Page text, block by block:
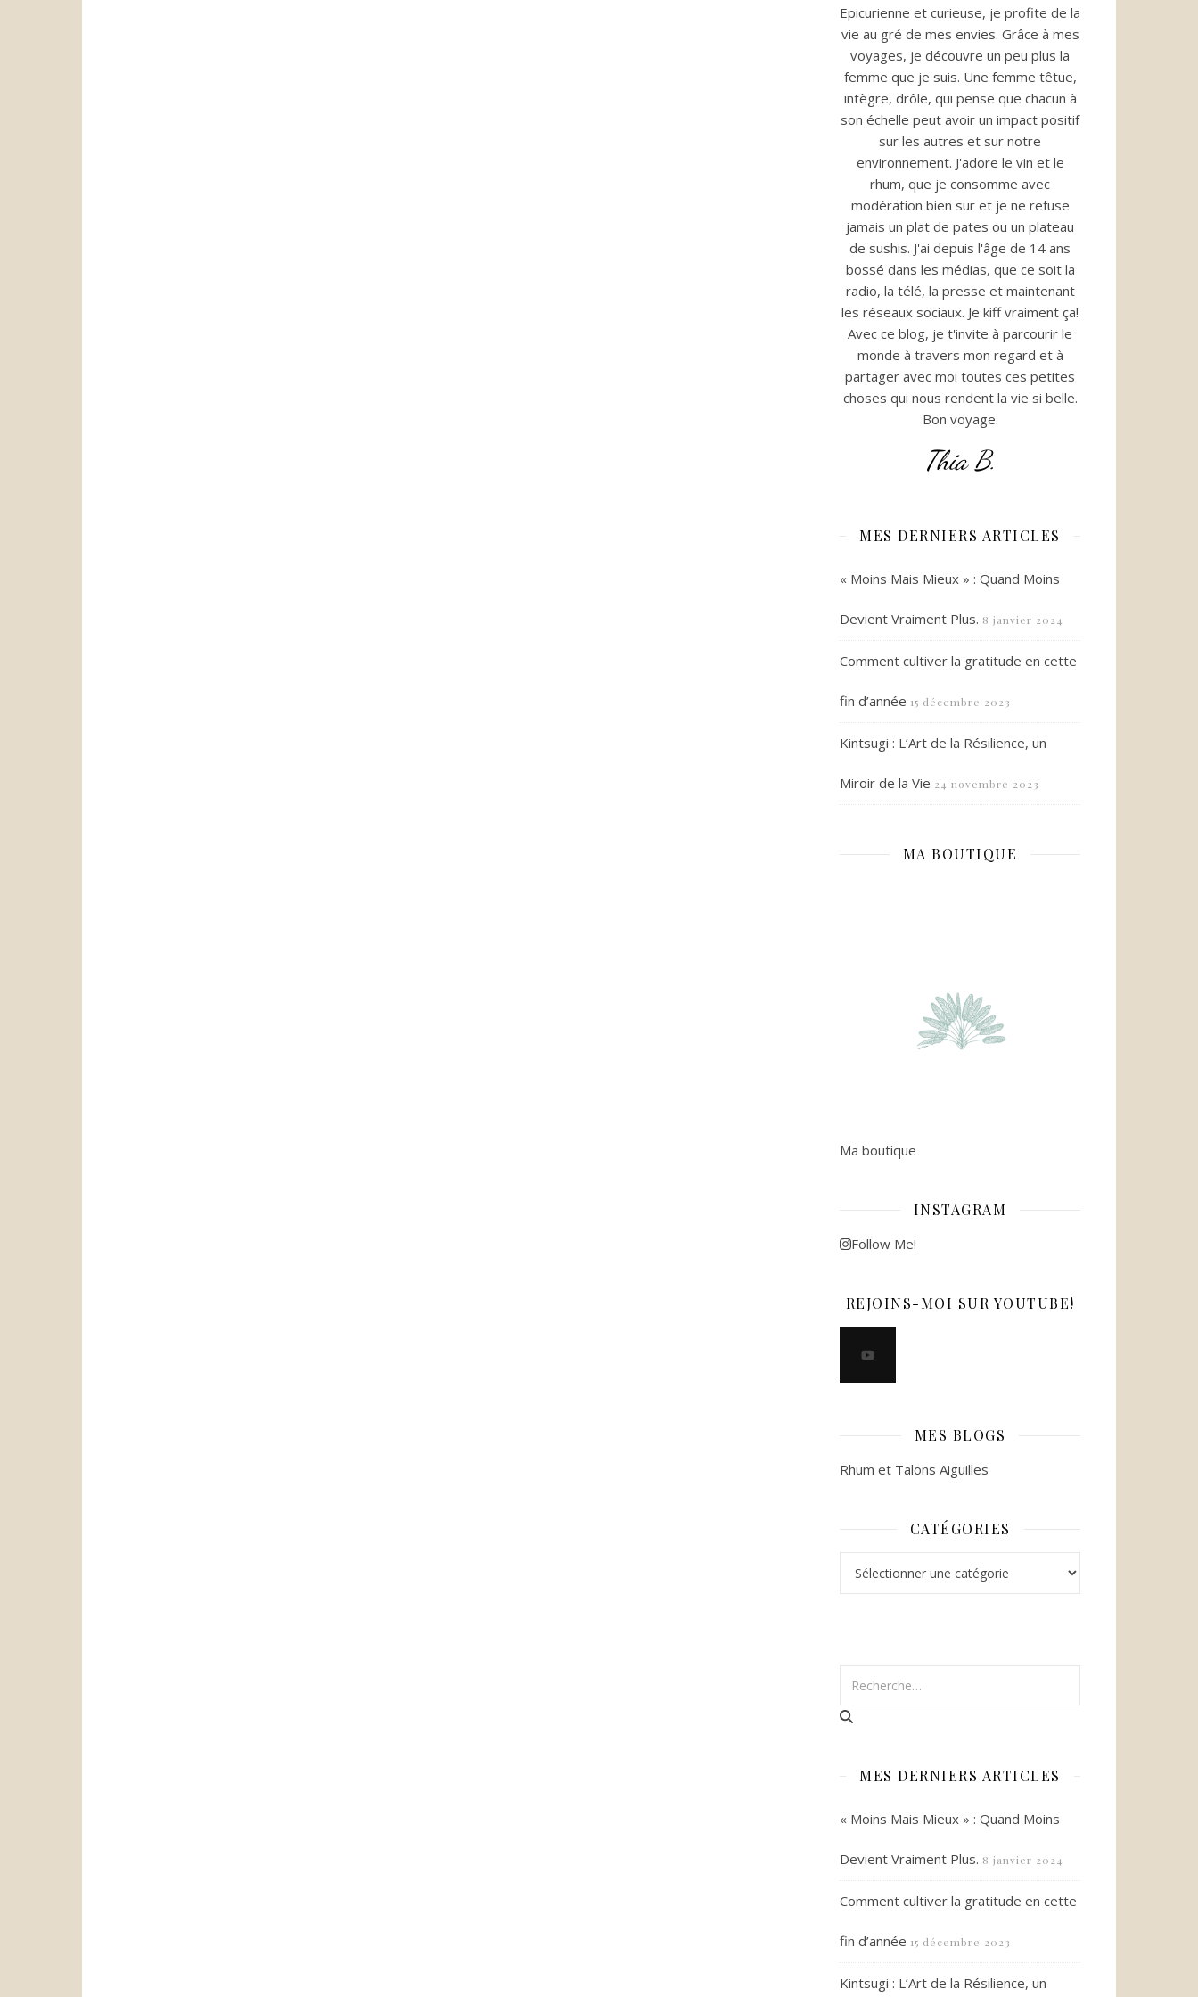
Epicurienne et curieuse, je profite de la
vie au gré de mes envies. Grâce à mes
voyages, je découvre un peu plus la
femme que je suis. Une femme têtue,
intègre, drôle, qui pense que chacun à
son échelle peut avoir un impact positif
sur les autres et sur notre
environnement. J'adore le vin et le
rhum, que je consomme avec
modération bien sur et je ne refuse
jamais un plat de pates ou un plateau
de sushis. J'ai depuis l'âge de 14 ans
bossé dans les médias, que ce soit la
radio, la télé, la presse et maintenant
les réseaux sociaux. Je kiff vraiment ça!
Avec ce blog, je t'invite à parcourir le
monde à travers mon regard et à
partager avec moi toutes ces petites
choses qui nous rendent la vie si belle.
Bon voyage.
Thia B.
MES DERNIERS ARTICLES
« Moins Mais Mieux » : Quand Moins
Devient Vraiment Plus. 8 janvier 2024
Comment cultiver la gratitude en cette
fin d’année 15 décembre 2023
Kintsugi : L’Art de la Résilience, un
Miroir de la Vie 24 novembre 2023
MA BOUTIQUE
Ma boutique
INSTAGRAM
Follow Me!
REJOINS-MOI SUR YOUTUBE!
MES BLOGS
Rhum et Talons Aiguilles
CATÉGORIES
MES DERNIERS ARTICLES
« Moins Mais Mieux » : Quand Moins
Devient Vraiment Plus. 8 janvier 2024
Comment cultiver la gratitude en cette
fin d’année 15 décembre 2023
Kintsugi : L’Art de la Résilience, un